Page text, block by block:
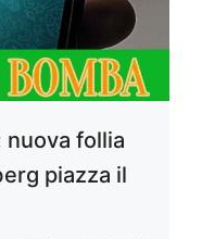
nuova follia
piazza il